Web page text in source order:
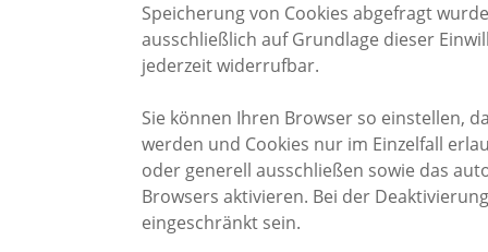
Speicherung von Cookies abgefragt
ausschließlich auf Grundlage dieser
jederzeit widerrufbar.
Sie können Ihren Browser so einstellen,
werden und Cookies nur im Einzelfall
oder generell ausschließen sowie das
Browsers aktivieren. Bei der
eingeschränkt sein.